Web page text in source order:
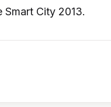
Smart City 2013.